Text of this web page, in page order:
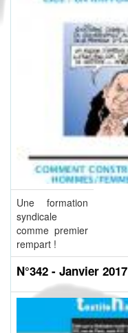
Une formation
syndicale
comme premier
rempart !
N°342 - Janvier 2017